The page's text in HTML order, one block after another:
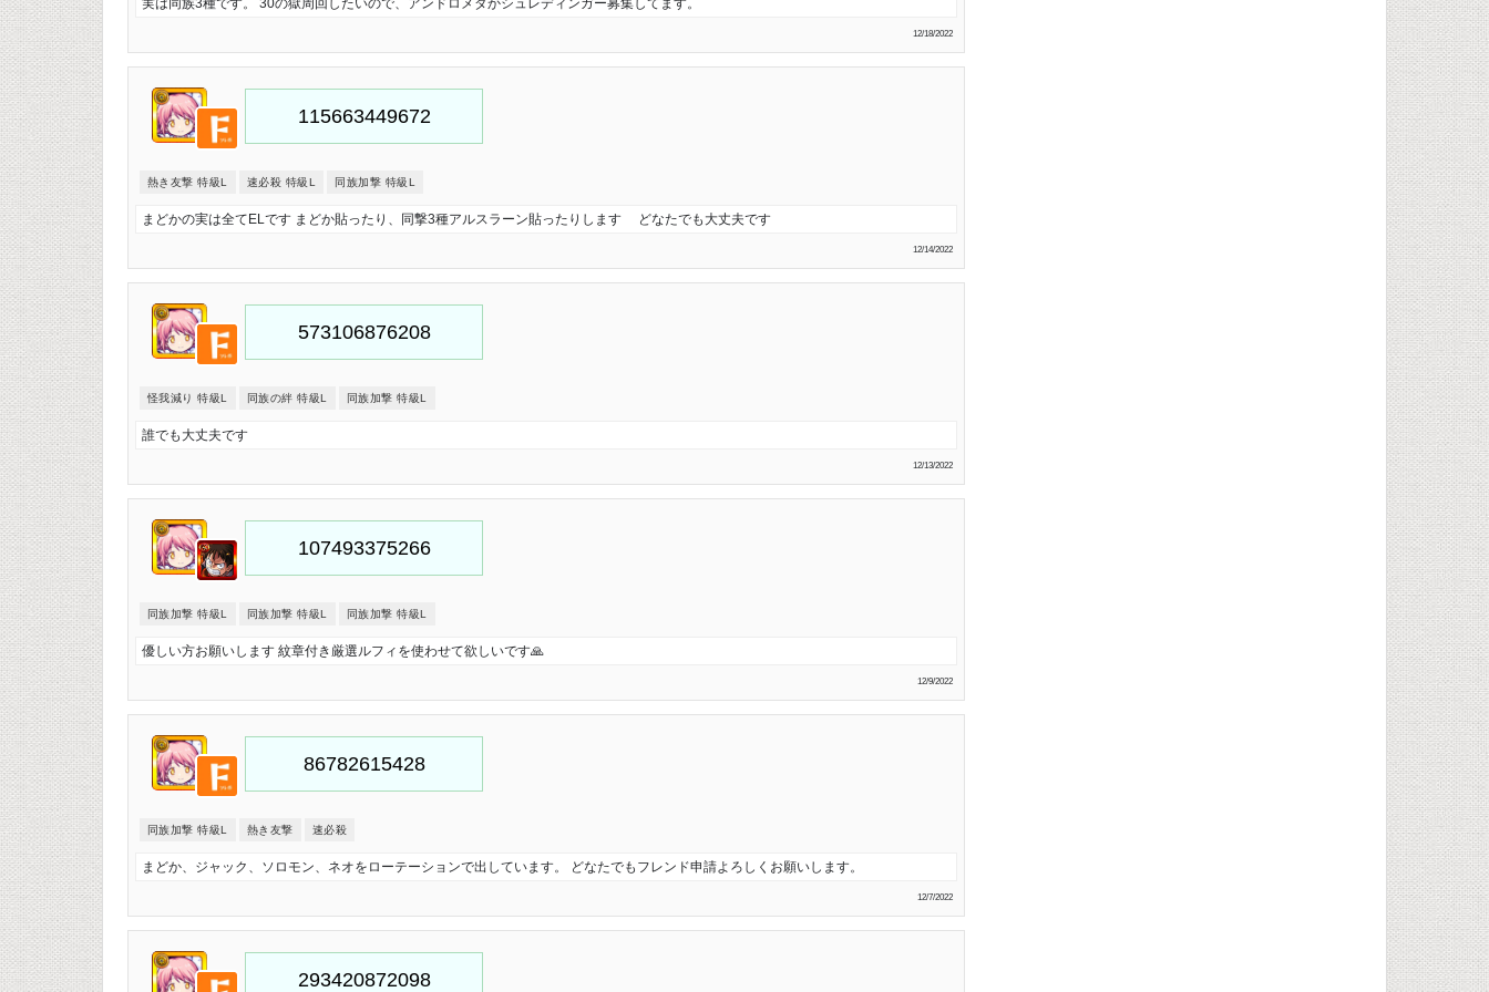
実は同族3種です。 30の獄周回したいので、アンドロメダかシュレディンガー募集してます。
12/18/2022
熱き友撃 特級L 速必殺 特級L 同族加撃 特級L
まどかの実は全てELです まどか貼ったり、同撃3種アルスラーン貼ったりします どなたでも大丈夫です
12/14/2022
怪我減り 特級L 同族の絆 特級L 同族加撃 特級L
誰でも大丈夫です
12/13/2022
同族加撃 特級L 同族加撃 特級L 同族加撃 特級L
優しい方お願いします 紋章付き厳選ルフィを使わせて欲しいです🙏
12/9/2022
同族加撃 特級L 熱き友撃 速必殺
まどか、ジャック、ソロモン、ネオをローテーションで出しています。 どなたでもフレンド申請よろしくお願いします。
12/7/2022